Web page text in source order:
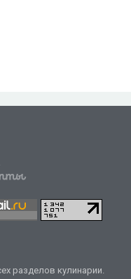
разделов кулинарии.